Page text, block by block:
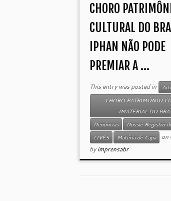
CHORO
CULTURAL DO
IPHAN NÃO PODE
PREMIAR A ...
This entry was posted in
CHORO PATRIMÔNIO
IMATERIAL DO
Denúncias
Dossiê Registro
LIVES
Matéria de Capa on
byimprensabr